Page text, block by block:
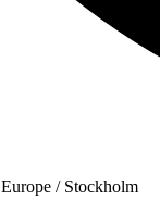
Europe / Stockholm